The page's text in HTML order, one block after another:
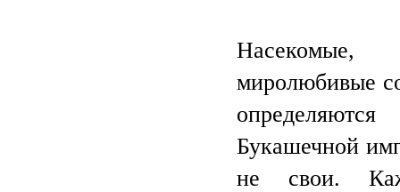
миролюбивые
Букашечной
не свои.